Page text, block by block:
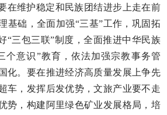
在维护稳定和民族团结进步上走在前
基础，全面加强“三基”工作，巩固拓
“三包三联”制度，全面推进中华民族
个意识”教育，依法加强宗教事务管
化。要在推进经济高质量发展上争先
车，发挥后发优势，文旅产业要不走
势，构建阿里绿色矿业发展格局，培